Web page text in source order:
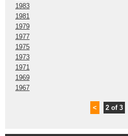
1983
1981
1979
1977
1975
1973
1971
1969
1967
< 2 of 3